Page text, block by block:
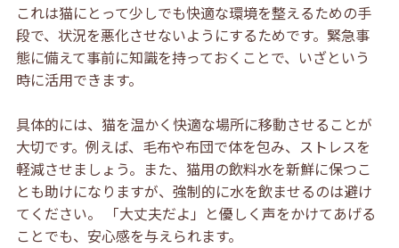
これは猫にとって少しでも快適な環境を整えるための手
段で、状況を悪化させないようにするためです。緊急事
態に備えて事前に知識を持っておくことで、いざという
時に活用できます。
具体的には、猫を温かく快適な場所に移動させることが
大切です。例えば、毛布や布団で体を包み、ストレスを
軽減させましょう。また、猫用の飲料水を新鮮に保つこ
とも助けになりますが、強制的に水を飲ませるのは避け
てください。 「大丈夫だよ」と優しく声をかけてあげる
ことでも、安心感を与えられます。